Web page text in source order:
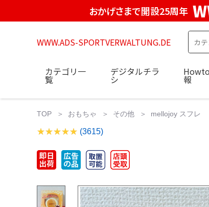
おかげさまで開設25周年
WWW.ADS-SPORTVERWALTUNG.DE
カテゴリ一
覧
デジタルチラ
シ 報
TOP おもちゃ その他 mellojoy スフレ
(3615)